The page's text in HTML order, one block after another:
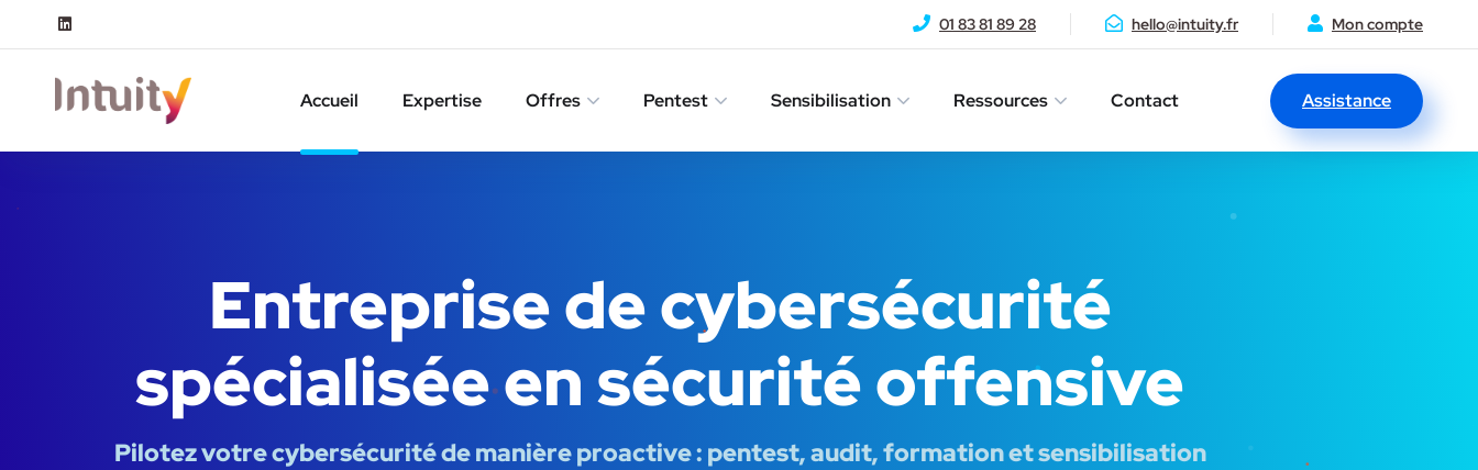
01 83 81 89 28 hello@intuity.fr Mon compte
Accueil Expertise Offres Pentest Sensibilisation Ressources Contact Assistance
Entreprise de cybersécurité
spécialisée en sécurité offensive
Pilotez votre cybersécurité de manière proactive : pentest, audit, formation et sensibilisation